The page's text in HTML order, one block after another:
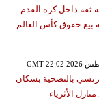
ثقة داخل كرة القدم
بيع حقوق كأس العالم
بالتضحية بسكان
الأثرياء